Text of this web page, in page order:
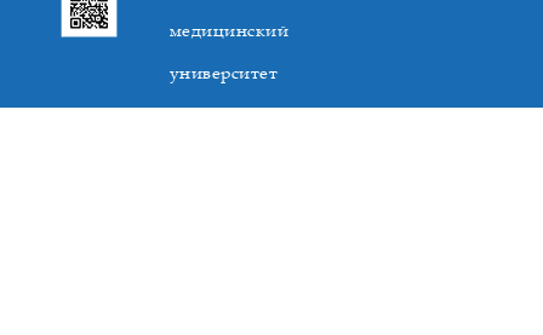
медицинский
университет